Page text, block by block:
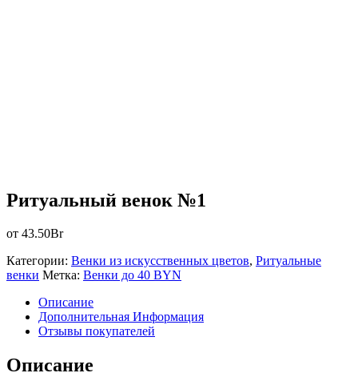
Ритуальный венок №1
от 43.50Br
Категории: Венки из искусственных цветов, Ритуальные
венки Метка: Венки до 40 BYN
Описание
Дополнительная Информация
Отзывы покупателей
Описание